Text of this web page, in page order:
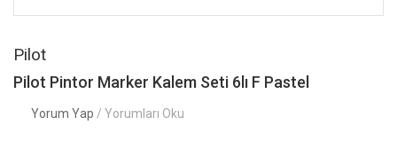
Pilot
Pilot Pintor Marker Kalem Seti 6lı F Pastel
Yorum Yap / Yorumları Oku